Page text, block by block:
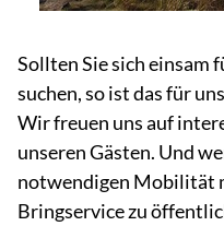
Sollten Sie sich einsam
suchen, so ist das für
Wir freuen uns auf
unseren Gästen. Und
notwendigen Mobilität
Bringservice zu